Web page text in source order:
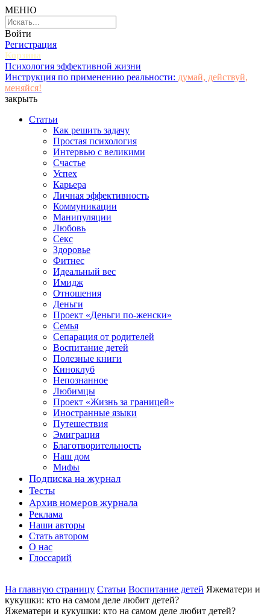
МЕНЮ
Войти
Регистрация
Корзина
Психология эффективной жизни
Инструкция по применению реальности: думай, действуй,
меняйся!
закрыть
Статьи
Как решить задачу
Простая психология
Интервью с великими
Счастье
Успех
Карьера
Личная эффективность
Коммуникации
Манипуляции
Любовь
Секс
Здоровье
Фитнес
Идеальный вес
Имидж
Отношения
Деньги
Проект «Деньги по-женски»
Семья
Сепарация от родителей
Воспитание детей
Полезные книги
Киноклуб
Непознанное
Любимцы
Проект «Жизнь за границей»
Иностранные языки
Путешествия
Эмиграция
Благотворительность
Наш дом
Мифы
Подписка на журнал
Тесты
Архив номеров журнала
Реклама
Наши авторы
Стать автором
О нас
Глоссарий
На главную страницу Статьи Воспитание детей Яжематери и
кукушки: кто на самом деле любит детей?
Яжематери и кукушки: кто на самом деле любит детей?